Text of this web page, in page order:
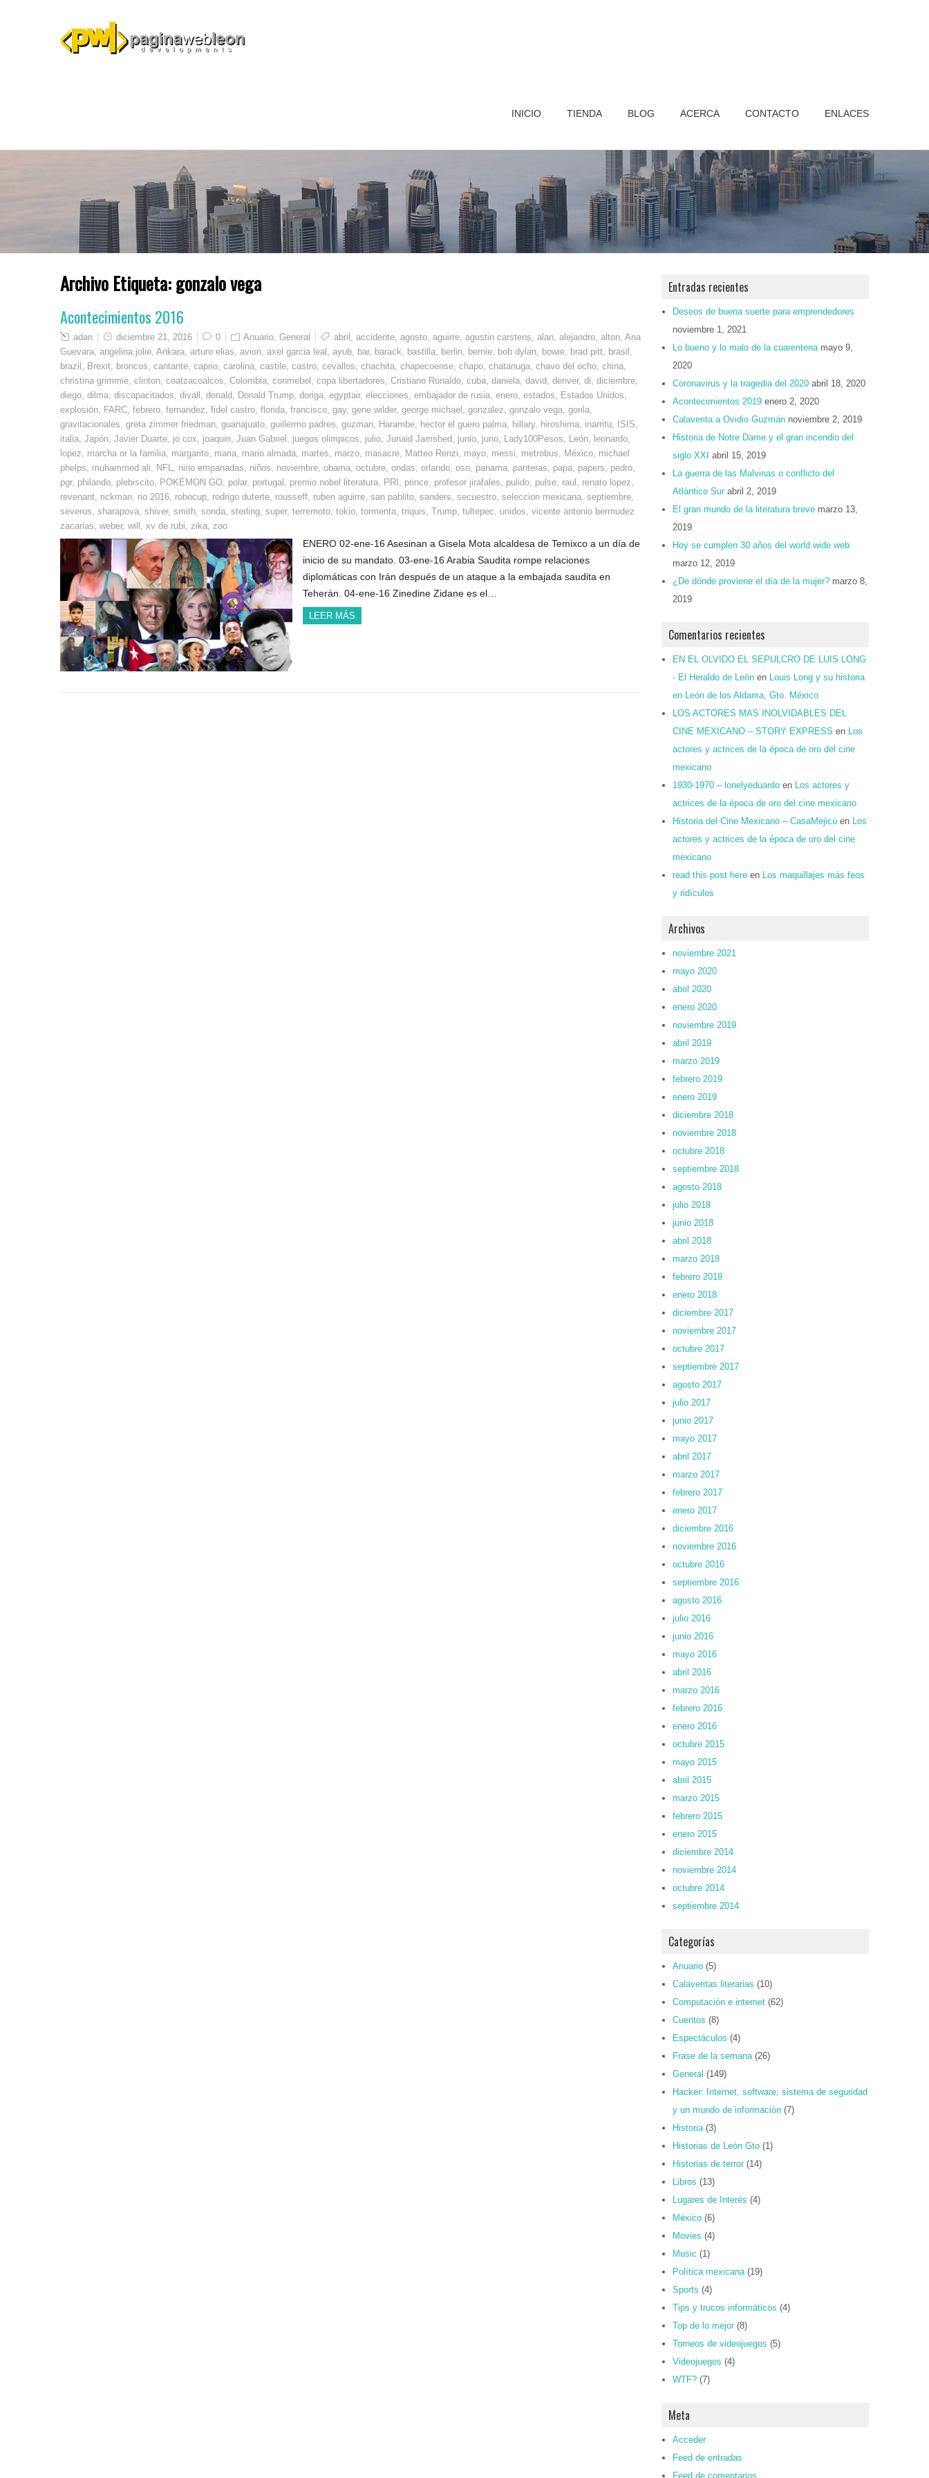
INICIO TIENDA BLOG ACERCA CONTACTO ENLACES
Archivo Etiqueta:gonzalo vega
Acontecimientos 2016
adan diciembre 21, 2016 0 Anuario, General abril , accidente, agosto, aguirre, agustin carstens, alan, alejandro, alton, Ana
Guevara, angelina jolie, Ankara, arturo elias, avion, axel garcia leal , ayub, bar, barack, bastilla, berlin, bernie, bob dylan, bowie, brad pitt, brasil ,
brazil , Brexit, broncos, cantante, caprio, carolina, castile, castro, cevallos, chachita, chapecoense, chapo, chatanuga, chavo del ocho, china,
christina grimmie, clinton, coatzacoalcos, Colombia, conmebol , copa libertadores, Cristiano Ronaldo, cuba, daniela, david, denver, di, diciembre,
diego, dilma, discapacitados, divall , donald, Donald Trump, doriga, egyptair, elecciones, embajador de rusia, enero, estados, Estados Unidos,
explosión, FARC, febrero, fernandez, fidel castro, florida, francisco, gay, gene wilder, george michael , gonzalez, gonzalo vega, gorila,
gravitacionales, greta zimmer friedman, guanajuato, guillermo padres, guzman, Harambe, hector el guero palma, hillary, hiroshima, inarritu, ISIS,
italia, Japón, Javier Duarte, jo cox, joaquin, Juan Gabriel , juegos olimpicos, julio, Junaid Jamshed, junio, juno, Lady100Pesos, León, leonardo,
lopez, marcha or la familia, margarito, maria, mario almada, martes, marzo, masacre, Matteo Renzi, mayo, messi, metrobus, México, michael
phelps, muhammed ali, NFL, nino empanadas, niños, noviembre, obama, octubre, ondas, orlando, oso, panama, panteras, papa, papers, pedro,
pgr, philando, plebiscito, POKÉMON GO, polar, portugal , premio nobel literatura, PRI , prince, profesor jirafales, pulido, pulse, raul , renato lopez,
revenant, rickman, rio 2016, robocup, rodrigo duterte, rousseff, ruben aguirre, san pablito, sanders, secuestro, seleccion mexicana, septiembre,
severus, sharapova, shiver, smith, sonda, sterling, super, terremoto, tokio, tormenta, triquis, Trump, tultepec, unidos, vicente antonio bermudez
zacarias, weber, will , xv de rubi, zika, zoo
ENERO 02-ene-16 Asesinan a Gisela Mota alcaldesa de Temixco a un día de
inicio de su mandato. 03-ene-16 Arabia Saudita rompe relaciones
diplomáticas con Irán después de un ataque a la embajada saudita en
Teherán. 04-ene-16 Zinedine Zidane es el…
LEER MÁS
Entradas recientes
Deseos de buena suerte para emprendedores
noviembre 1, 2021
Lo bueno y lo malo de la cuarentena mayo 9,
2020
Coronavirus y la tragedia del 2020 abril 18, 2020
Acontecimientos 2019 enero 2, 2020
Calaverita a Ovidio Guzmán noviembre 2, 2019
Historia de Notre Dame y el gran incendio del
siglo XXI abril 15, 2019
La guerra de las Malvinas o conflicto del
Atlántico Sur abril 2, 2019
El gran mundo de la literatura breve marzo 13,
2019
Hoy se cumplen 30 años del world wide web
marzo 12, 2019
¿De dónde proviene el día de la mujer? marzo 8,
2019
Comentarios recientes
EN EL OLVIDO EL SEPULCRO DE LUIS LONG
- El Heraldo de León en Louis Long y su historia
en León de los Aldama, Gto. México
LOS ACTORES MAS INOLVIDABLES DEL
CINE MEXICANO – STORY EXPRESS en Los
actores y actrices de la época de oro del cine
mexicano
1930-1970 – lonelyeduardo en Los actores y
actrices de la época de oro del cine mexicano
Historia del Cine Mexicano – CasaMejicú en Los
actores y actrices de la época de oro del cine
mexicano
read this post here en Los maquillajes más feos
y ridículos
Archivos
noviembre 2021
mayo 2020
abril 2020
enero 2020
noviembre 2019
abril 2019
marzo 2019
febrero 2019
enero 2019
diciembre 2018
noviembre 2018
octubre 2018
septiembre 2018
agosto 2018
julio 2018
junio 2018
abril 2018
marzo 2018
febrero 2018
enero 2018
diciembre 2017
noviembre 2017
octubre 2017
septiembre 2017
agosto 2017
julio 2017
junio 2017
mayo 2017
abril 2017
marzo 2017
febrero 2017
enero 2017
diciembre 2016
noviembre 2016
octubre 2016
septiembre 2016
agosto 2016
julio 2016
junio 2016
mayo 2016
abril 2016
marzo 2016
febrero 2016
enero 2016
octubre 2015
mayo 2015
abril 2015
marzo 2015
febrero 2015
enero 2015
diciembre 2014
noviembre 2014
octubre 2014
septiembre 2014
Categorías
Anuario (5)
Calaveritas literarias (10)
Computación e internet (62)
Cuentos (8)
Espectáculos (4)
Frase de la semana(26)
General (149)
Hacker: Internet, software, sistema de seguridad
y un mundo de información (7)
Historia(3)
Historias de León Gto (1)
Historias de terror (14)
Libros (13)
Lugares de Interés (4)
México (6)
Movies (4)
Music (1)
Política mexicana(19)
Sports (4)
Tips y trucos informáticos (4)
Top de lo mejor (8)
Torneos de videojuegos (5)
Videojuegos (4)
WTF? (7)
Meta
Acceder
Feed de entradas
Feed de comentarios